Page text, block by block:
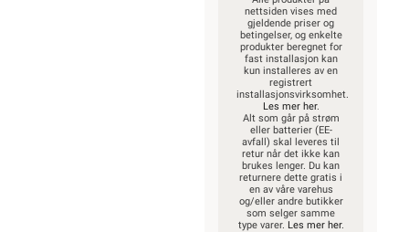
nettsiden vises med
gjeldende priser og
betingelser, og enkelte
produkter beregnet for
fast installasjon kan
kun installeres av en
registrert
installasjonsvirksomhet.
Les mer her.
Alt som går på strøm
eller batterier (EE-
avfall) skal leveres til
retur når det ikke kan
brukes lenger. Du kan
returnere dette gratis i
en av våre varehus
og/eller andre butikker
som selger samme
type varer. Les mer her.